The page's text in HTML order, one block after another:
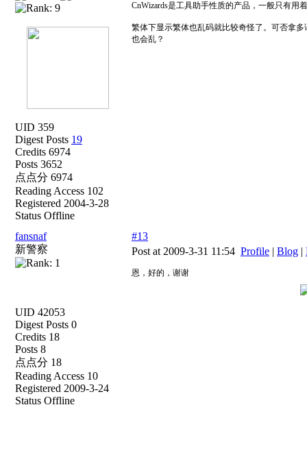
UID 359
Digest Posts 19
Credits 6974
Posts 3652
点点分 6974
Reading Access 102
Registered 2004-3-28
Status Offline
CnWizards是工具助手性质的产品，一般只有用
繁体下显示繁体也乱码就比较奇怪了。可否拿
也会乱？
fansnaf
新警察
UID 42053
Digest Posts 0
Credits 18
Posts 8
点点分 18
Reading Access 10
Registered 2009-3-24
Status Offline
#13
Post at 2009-3-31 11:54 Profile | Blog |
恩，好的，谢谢